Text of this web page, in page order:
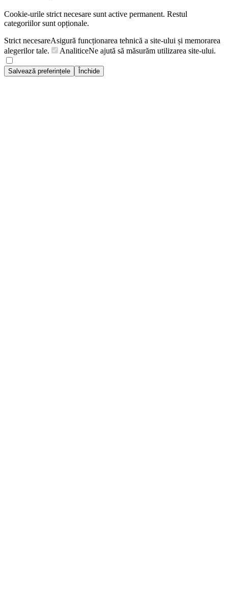
Cookie-urile strict necesare sunt active permanent. Restul
categoriilor sunt opționale.
Strict necesareAsigură funcționarea tehnică a site-ului și memorarea
alegerilor tale.
AnaliticeNe ajută să măsurăm utilizarea site-ului.
Salvează preferințele Închide